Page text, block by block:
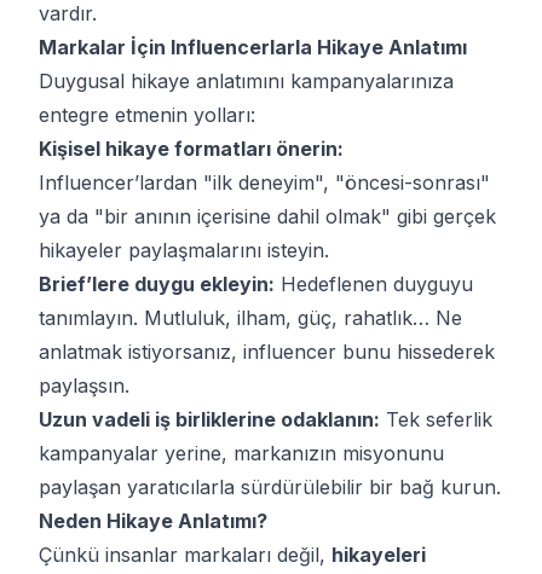
vardır.
Markalar İçin Influencerlarla Hikaye Anlatımı
Duygusal hikaye anlatımını kampanyalarınıza
entegre etmenin yolları:
Kişisel hikaye formatları önerin:
Influencer’lardan "ilk deneyim", "öncesi-sonrası"
ya da "bir anının içerisine dahil olmak" gibi gerçek
hikayeler paylaşmalarını isteyin.
Brief’lere duygu ekleyin: Hedeflenen duyguyu
tanımlayın. Mutluluk, ilham, güç, rahatlık… Ne
anlatmak istiyorsanız, influencer bunu hissederek
paylaşsın.
Uzun vadeli iş birliklerine odaklanın: Tek seferlik
kampanyalar yerine, markanızın misyonunu
paylaşan yaratıcılarla sürdürülebilir bir bağ kurun.
Neden Hikaye Anlatımı?
Çünkü insanlar markaları değil, hikayeleri